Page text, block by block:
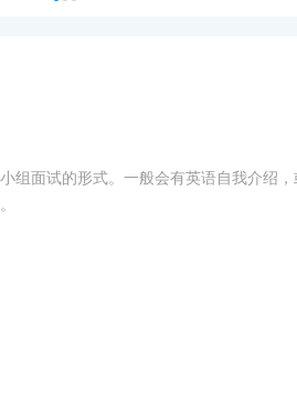
组面试的形式。一般会有英语自我介绍